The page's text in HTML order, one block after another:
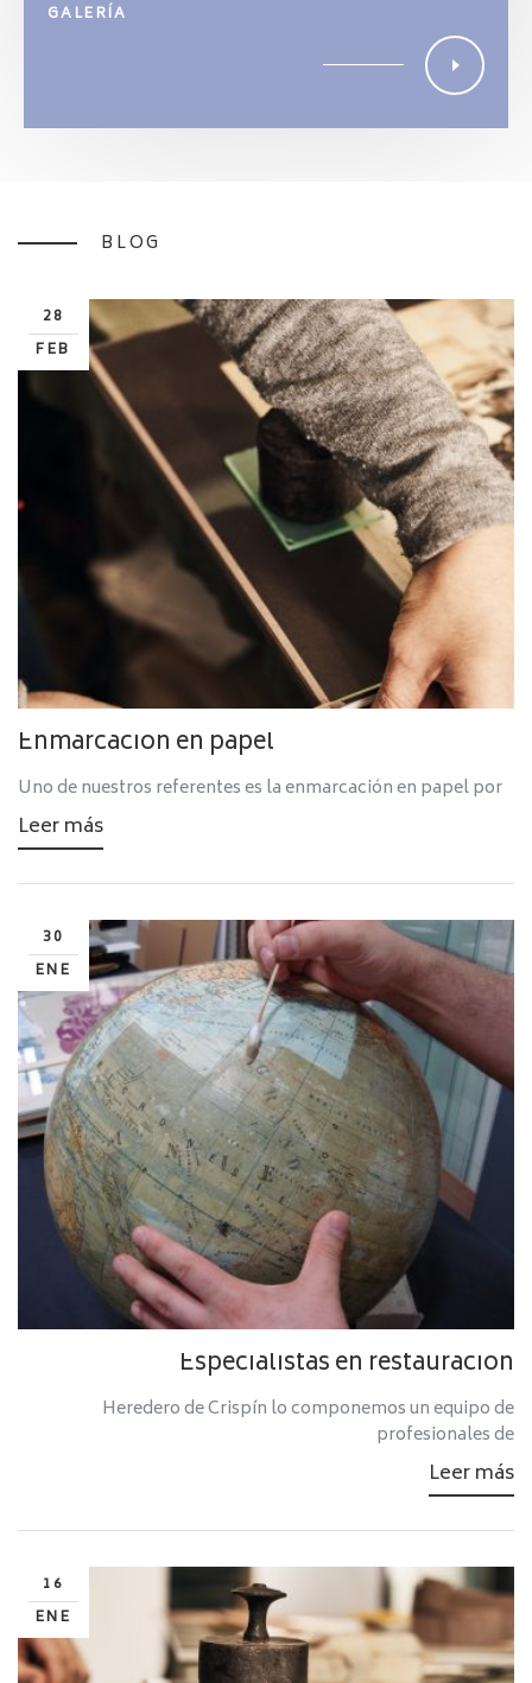
GALERÍA
BLOG
28
FEB
Enmarcación en papel
Uno de nuestros referentes es la enmarcación en papel por
Leer más
30
ENE
Especialistas en restauración
Heredero de Crispín lo componemos un equipo de
profesionales de
Leer más
16
ENE